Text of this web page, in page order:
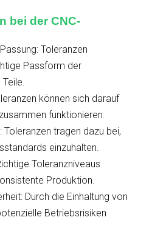
bei der CNC-
Toleranzen
Passform der
können sich darauf
funktionieren.
Toleranzen tragen dazu bei,
einzuhalten.
Toleranzniveaus
Produktion.
Durch die Einhaltung von
Betriebsrisiken